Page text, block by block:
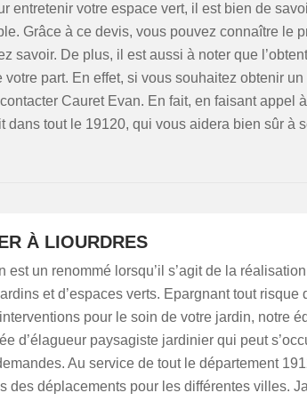
entretenir votre espace vert, il est bien de
Grâce à ce devis, vous pouvez connaître le
savoir. De plus, il est aussi à noter que
part. En effet, si vous souhaitez obtenir
Cauret Evan. En fait, en faisant appel à
tout le 19120, qui vous aidera bien sûr à
À LIOURDRES
est un renommé lorsqu’il s’agit de la
et d’espaces verts. Epargnant tout risque
pour le soin de votre jardin, notre
d’élagueur paysagiste jardinier qui peut
Au service de tout le département
des déplacements pour les différentes villes.